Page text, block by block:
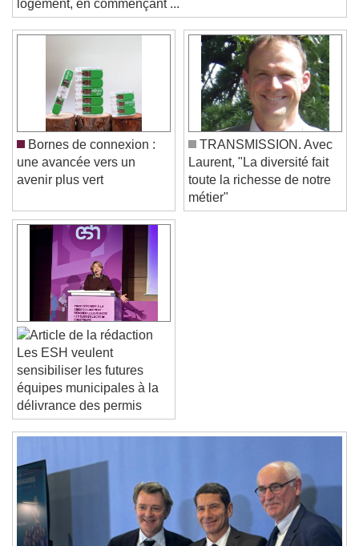
Color Opacity
Caption Area Background
Color
Font Size
Text Edge Style
Font Family
Reset
Done
Close Modal Dialog
End of dialog window.
logement, en commençant ...
Bornes de connexion :
une avancée vers un
TRANSMISSION. Avec
Laurent, "La diversité fait
toute la richesse de notre
métier"
Les ESH veulent
sensibiliser les futures
équipes municipales à la
délivrance des permis